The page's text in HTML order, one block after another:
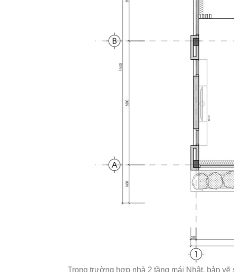
Trong trường hợp nhà 2 tầng mái Nhật, bản